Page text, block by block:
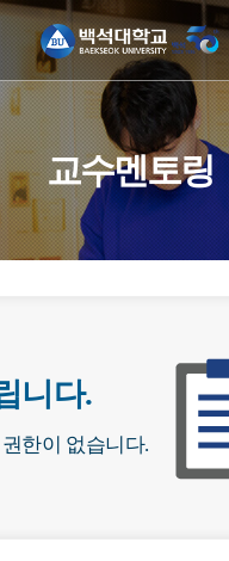
교수멘토링
니다.
한이 없습니다.